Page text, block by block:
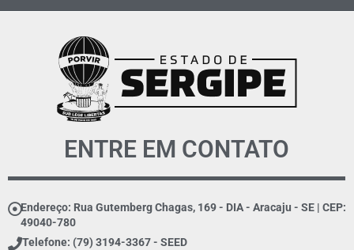
ENTRE EM CONTATO
Endereço: Rua Gutemberg Chagas, 169 - DIA - Aracaju - SE | CEP:
49040-780
Telefone: (79) 3194-3367 - SEED